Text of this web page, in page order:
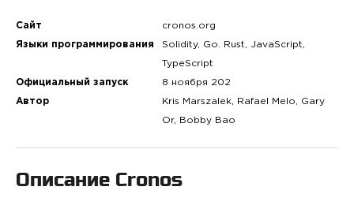
ПРОЕКТЫ
КОНТАКТЫ
БЛОГ
Сайт cronos.org
Языки программирования Solidity, Go. Rust, JavaScript,
TypeScript
Официальный запуск 8 ноября 202
Автор Kris Marszalek, Rafael Melo, Gary
Or, Bobby Bao
Описание Cronos